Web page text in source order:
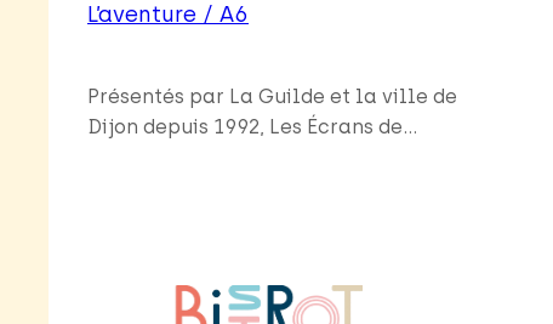
L’aventure / A6
Présentés par La Guilde et la ville de
Dijon depuis 1992, Les Écrans de…